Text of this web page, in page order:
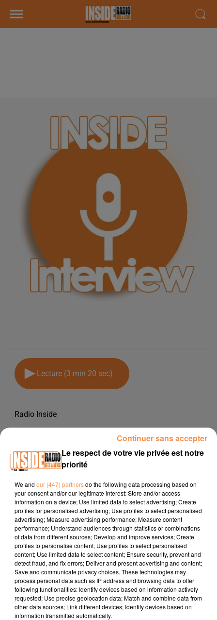
Lecture (3 min 20 sec)
Radio Inside
16 janvier 2025 - 3 min 20 sec
INTERVIEW ARNAUD PRAT "SAISON CULTURELLE PARTIE 2" À
LESCAR, SUR RADIO INSIDE
Site internet :www.lescar.fr
Facebook : villelescar
Instagram :villelescar
TITRES DIFFUSÉS
Le respect de votre vie privée est notre
priorité
We and our (447) partnersdo the following data processing based on
your consent and/or our legitimate interest: Store and/or access
information on a device; Use limited data to select advertising; Create
profiles for personalised advertising; Use profiles to select personalised
advertising; Measure advertising performance; Measure content
performance; Understand audiences through statistics or combinations
of data from different sources; Develop and improve services; Create
profiles to personalise content; Use profiles to select personalised
content; Use limited data to select content; Ensure security, prevent and
detect fraud, and fix errors; Deliver and present advertising and content;
Save and communicate privacy choices. These technologies may
process personal data such as IP address and browsing data to offer
following functionalities: Identify devices based on information actively
requested; Use precise geolocation data; Match and combine data from
other data sources; Link different devices; Identify devices based on
information transmitted automatically.
Continuer sans accepter